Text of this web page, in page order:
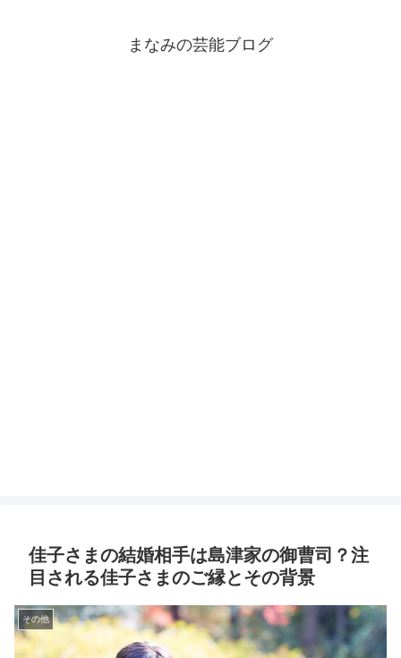
まなみの芸能ブログ
佳子さまの結婚相手は島津家の御曹司？注
目される佳子さまのご縁とその背景
その他